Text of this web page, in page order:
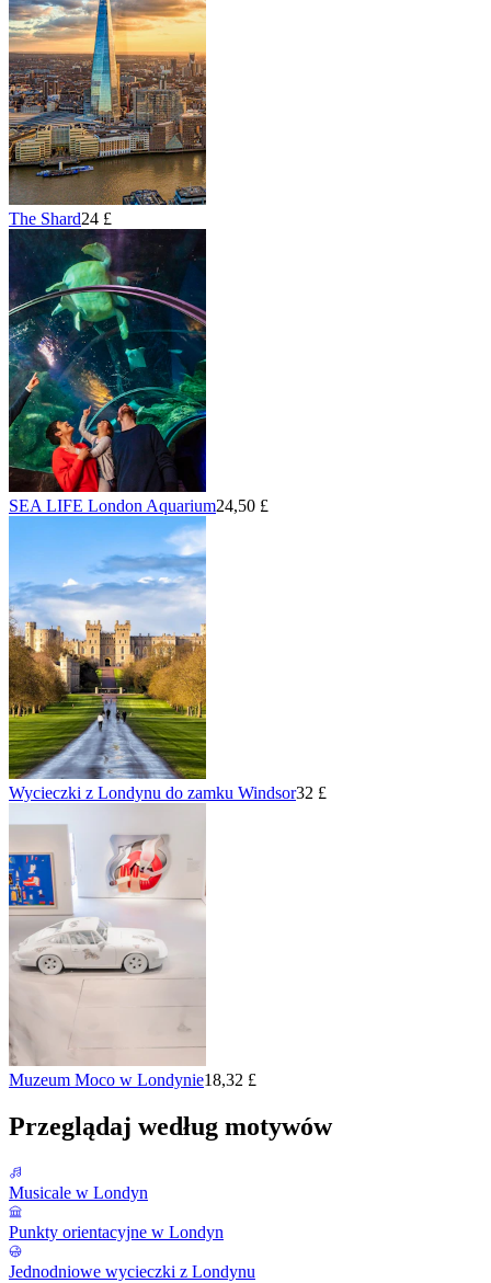
The Shard24 £
SEA LIFE London Aquarium24,50 £
Wycieczki z Londynu do zamku Windsor32 £
Muzeum Moco w Londynie18,32 £
Przeglądaj według motywów
Musicale w Londyn
Punkty orientacyjne w Londyn
Jednodniowe wycieczki z Londynu